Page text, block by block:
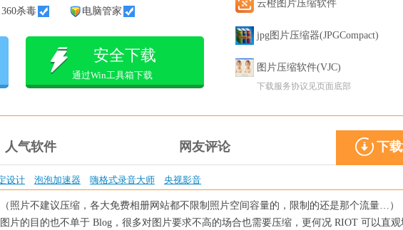
360杀毒 电脑管家
安全下载
通过Win工具箱下载
云橙图片压缩软件
jpg图片压缩器(JPGCompact)
图片压缩软件(VJC)
下载服务协议见页面底部
人气软件 网友评论 下
设计 泡泡加速器 嗨格式录音大师 央视影音
照片不建议压缩，各大免费相册网站都不限制照片空间容量的，限制的还是那个流量…）
片的目的也不单于 Blog，很多对图片要求不高的场合也需要压缩，更何况 RIOT 可以直观